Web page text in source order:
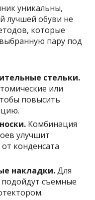
уникальны,
лучшей обуви не
которые
пару под
стельки.
или
повысить
Комбинация
улучшит
конденсата
накладки.Для
подойдут съемные